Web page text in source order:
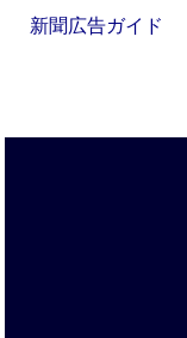
新聞広告ガイド